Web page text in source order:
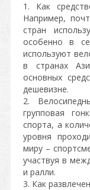
1. Как
Например,
стран
особенно в
используют
в странах
основных
дешевизне.
2.
групповая
спорта, а
уровня
миру –
участвуя в
и ралли.
3. Как